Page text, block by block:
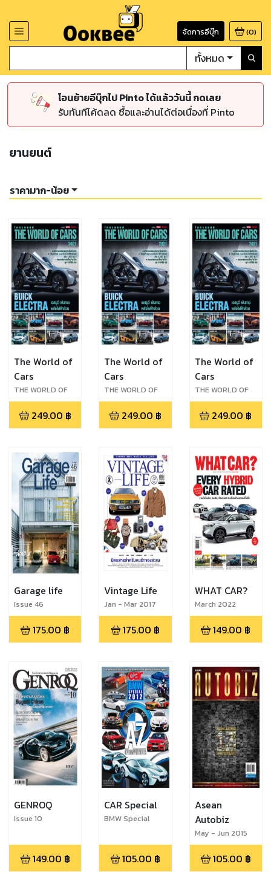
จัดการอีบุ๊ก (0)
ทั้งหมด
โอนย้ายอีบุ๊กไป Pinto ได้แล้ววันนี้ กดเลย
รับทันทีโค้ดลด ซื้อและอ่านได้ต่อเนื่องที่ Pinto
ยานยนต์
ราคามาก-น้อย
The World of
Cars
THE WORLD OF
CARS 2021
249.00 ฿
The World of
Cars
THE WORLD OF
CARS 2021
249.00 ฿
The World of
Cars
THE WORLD OF
CARS 2021
249.00 ฿
Garage life
Issue 46
175.00 ฿
Vintage Life
Jan - Mar 2017
175.00 ฿
WHAT CAR?
March 2022
149.00 ฿
GENROQ
Issue 10
149.00 ฿
CAR Special
BMW Special
105.00 ฿
Asean
Autobiz
May - Jun 2015
105.00 ฿